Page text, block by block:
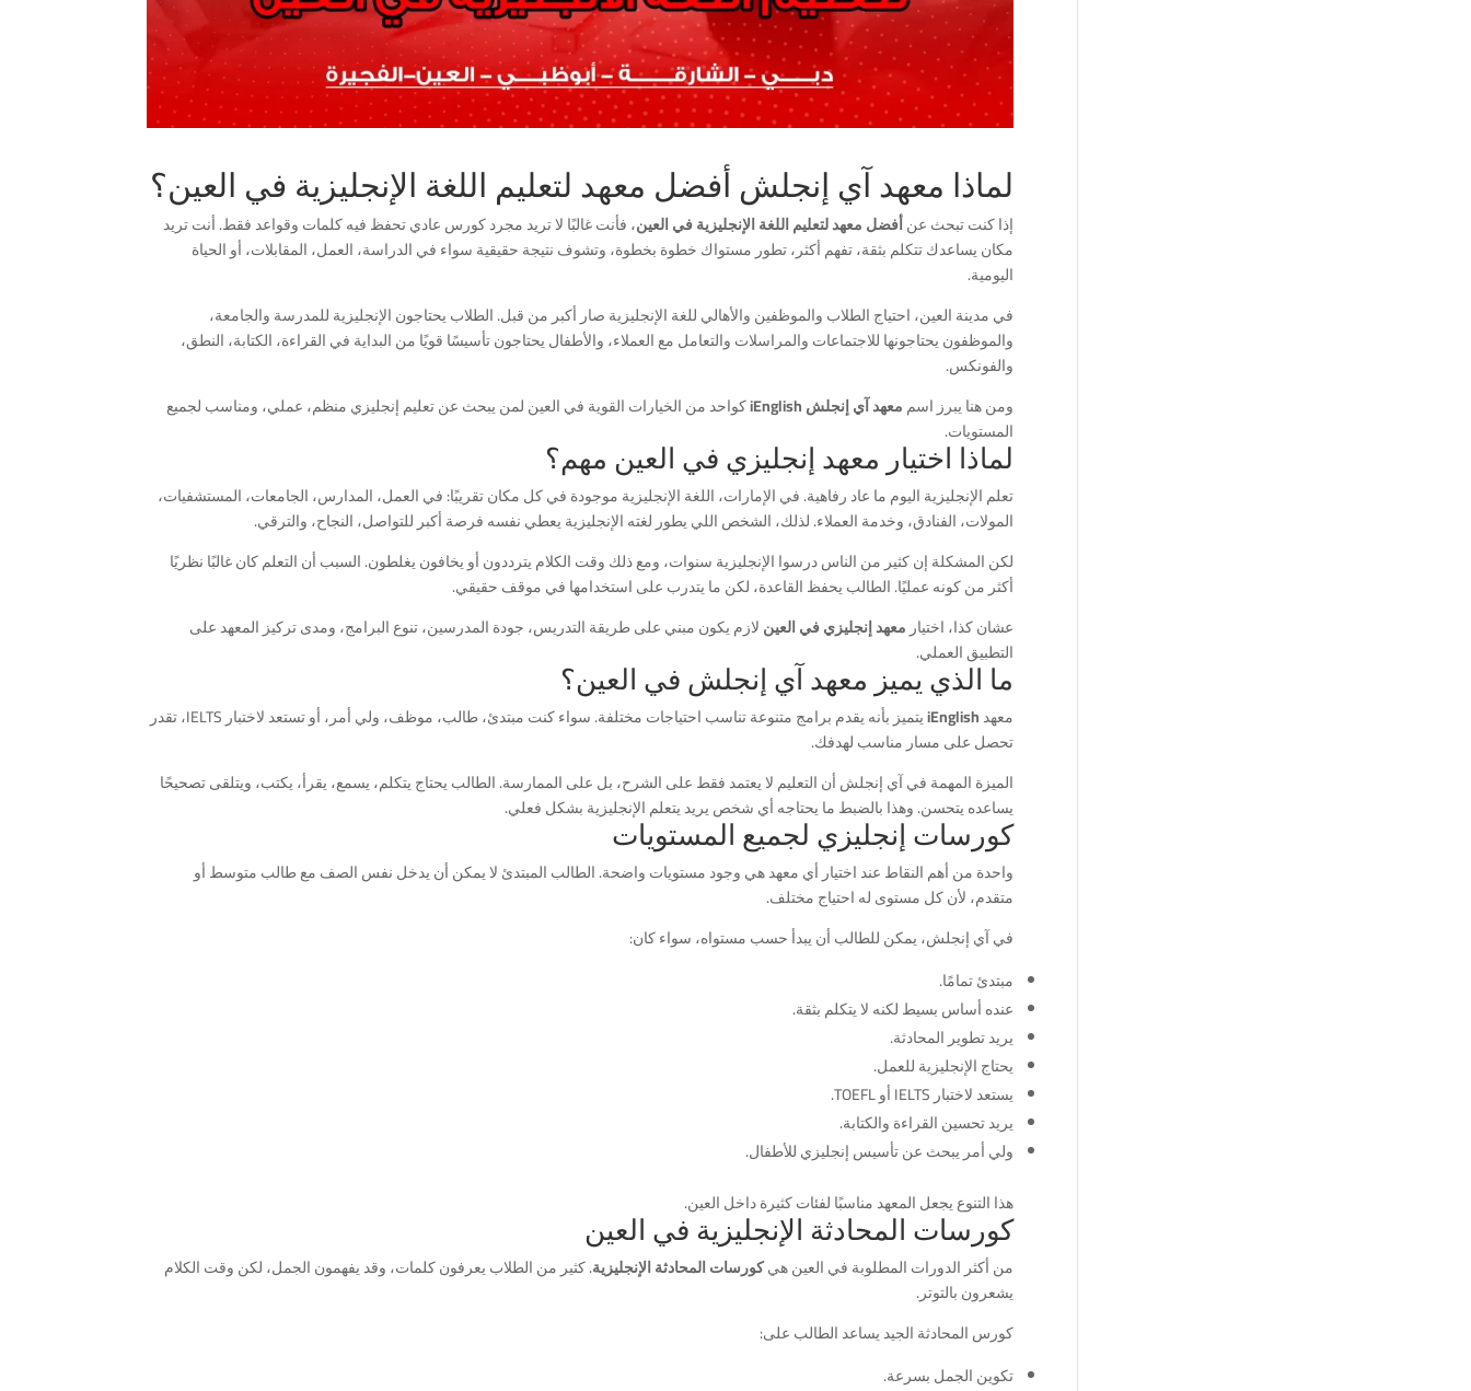
لماذا معهد آي إنجلش أفضل معهد لتعليم اللغة الإنجليزية في العين؟
إذا كنت تبحث عنأفضل معهد لتعليم اللغة الإنجليزية في العين، فأنت غالبًا لا تريد مجرد كورس عادي تحفظ فيه كلمات وقواعد فقط. أنت تريد
مكان يساعدك تتكلم بثقة، تفهم أكثر، تطور مستواك خطوة بخطوة، وتشوف نتيجة حقيقية سواء في الدراسة، العمل، المقابلات، أو الحياة
اليومية.
في مدينة العين، احتياج الطلاب والموظفين والأهالي للغة الإنجليزية صار أكبر من قبل. الطلاب يحتاجون الإنجليزية للمدرسة والجامعة،
والموظفون يحتاجونها للاجتماعات والمراسلات والتعامل مع العملاء، والأطفال يحتاجون تأسيسًا قويًا من البداية في القراءة، الكتابة، النطق،
والفونكس.
ومن هنا يبرز اسممعهد آي إنجلش iEnglish
كواحد من الخيارات القوية في العين لمن يبحث عن تعليم إنجليزي منظم، عملي، ومناسب لجميع
المستويات.
لماذا اختيار معهد إنجليزي في العين مهم؟
تعلم الإنجليزية اليوم ما عاد رفاهية. في الإمارات، اللغة الإنجليزية موجودة في كل مكان تقريبًا: في العمل، المدارس، الجامعات، المستشفيات،
المولات، الفنادق، وخدمة العملاء. لذلك، الشخص اللي يطور لغته الإنجليزية يعطي نفسه فرصة أكبر للتواصل، النجاح، والترقي.
لكن المشكلة إن كثير من الناس درسوا الإنجليزية سنوات، ومع ذلك وقت الكلام يترددون أو يخافون يغلطون. السبب أن التعلم كان غالبًا نظريًا
أكثر من كونه عمليًا. الطالب يحفظ القاعدة، لكن ما يتدرب على استخدامها في موقف حقيقي.
عشان كذا، اختيار معهد إنجليزي في العينلازم يكون مبني على طريقة التدريس، جودة المدرسين، تنوع البرامج، ومدى تركيز المعهد على
التطبيق العملي.
ما الذي يميز معهد آي إنجلش في العين؟
معهدiEnglish
يتميز بأنه يقدم برامج متنوعة تناسب احتياجات مختلفة. سواء كنت مبتدئ، طالب، موظف، ولي أمر، أو تستعد لاختبار IELTS، تقدر
تحصل على مسار مناسب لهدفك.
الميزة المهمة في آي إنجلش أن التعليم لا يعتمد فقط على الشرح، بل على الممارسة. الطالب يحتاج يتكلم، يسمع، يقرأ، يكتب، ويتلقى تصحيحًا
يساعده يتحسن. وهذا بالضبط ما يحتاجه أي شخص يريد يتعلم الإنجليزية بشكل فعلي.
كورسات إنجليزي لجميع المستويات
واحدة من أهم النقاط عند اختيار أي معهد هي وجود مستويات واضحة. الطالب المبتدئ لا يمكن أن يدخل نفس الصف مع طالب متوسط أو
متقدم، لأن كل مستوى له احتياج مختلف.
في آي إنجلش، يمكن للطالب أن يبدأ حسب مستواه، سواء كان:
مبتدئ تمامًا.
عنده أساس بسيط لكنه لا يتكلم بثقة.
يريد تطوير المحادثة.
يحتاج الإنجليزية للعمل.
يستعد لاختبار IELTS أو TOEFL.
يريد تحسين القراءة والكتابة.
ولي أمر يبحث عن تأسيس إنجليزي للأطفال.
هذا التنوع يجعل المعهد مناسبًا لفئات كثيرة داخل العين.
كورسات المحادثة الإنجليزية في العين
من أكثر الدورات المطلوبة في العين هيكورسات المحادثة الإنجليزية. كثير من الطلاب يعرفون كلمات، وقد يفهمون الجمل، لكن وقت الكلام
يشعرون بالتوتر.
كورس المحادثة الجيد يساعد الطالب على:
تكوين الجمل بسرعة.